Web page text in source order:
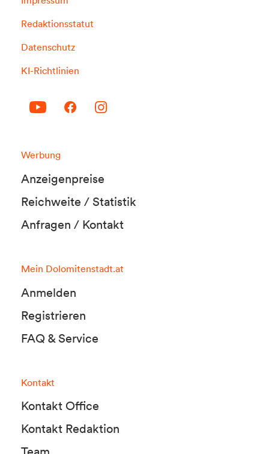
Redaktionsstatut
Datenschutz
KI-Richtlinien
Werbung
Anzeigenpreise
Reichweite / Statistik
Anfragen / Kontakt
Mein Dolomitenstadt.at
Anmelden
Registrieren
FAQ & Service
Kontakt
Kontakt Office
Kontakt Redaktion